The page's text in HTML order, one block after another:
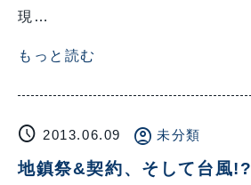
現…
もっと読む
schedule 2013.06.09 account_circle 未分類
地鎮祭&契約、そして台風!?